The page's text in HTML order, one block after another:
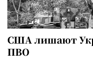
США лишают
ПВО